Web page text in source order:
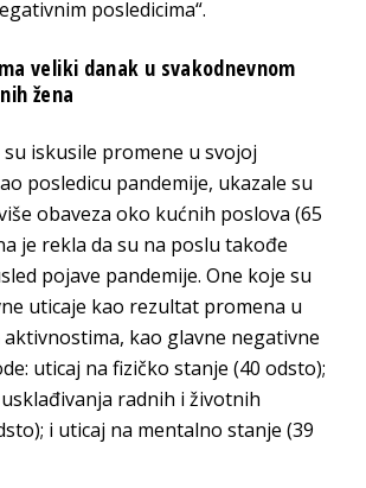
posledicima“.
veliki danak u svakodnevnom
žena
iskusile promene u svojoj
posledicu pandemije, ukazale su
obaveza oko kućnih poslova (65
je rekla da su na poslu takođe
pojave pandemije. One koje su
uticaje kao rezultat promena u
kao glavne negativne
uticaj na fizičko stanje (40 odsto);
radnih i životnih
i uticaj na mentalno stanje (39